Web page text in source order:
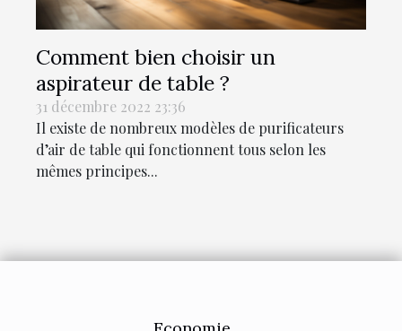
Comment bien choisir un
aspirateur de table ?
31 décembre 2022 23:36
Il existe de nombreux modèles de purificateurs
d’air de table qui fonctionnent tous selon les
mêmes principes...